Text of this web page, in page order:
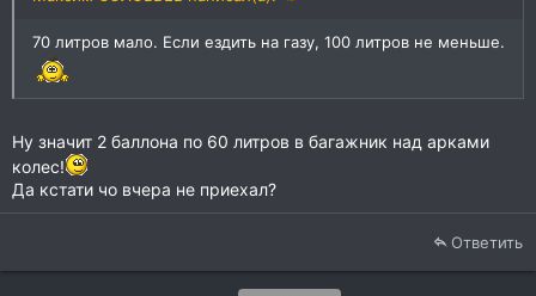
70 литров мало. Если ездить на газу, 100 литров не меньше.
Ну значит 2 баллона по 60 литров в багажник над арками
колес!
Да кстати чо вчера не приехал?
Ответить